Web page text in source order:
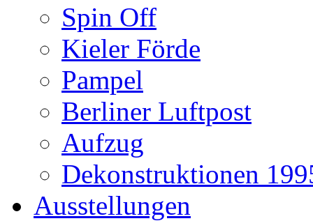
Spin Off
Kieler Förde
Pampel
Berliner Luftpost
Aufzug
Dekonstruktionen
Ausstellungen